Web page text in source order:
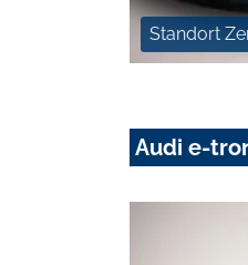
Standort
Audi e-